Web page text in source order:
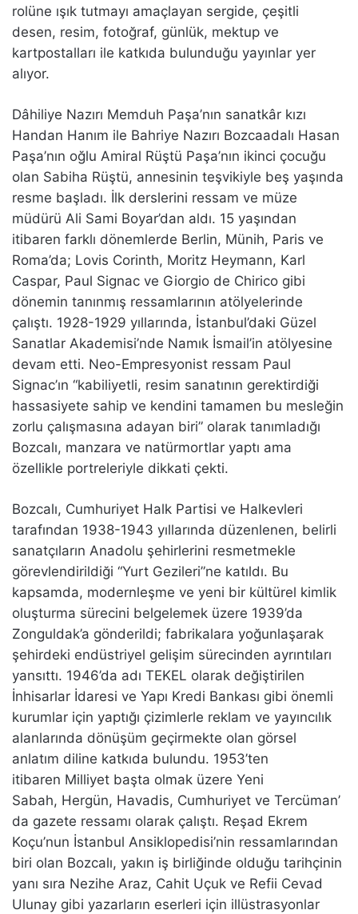
rolüne ışık tutmayı amaçlayan sergide, çeşitli
desen, resim, fotoğraf, günlük, mektup ve
kartpostalları ile katkıda bulunduğu yayınlar yer
alıyor.
Dâhiliye Nazırı Memduh Paşa’nın sanatkâr kızı
Handan Hanım ile Bahriye Nazırı Bozcaadalı Hasan
Paşa’nın oğlu Amiral Rüştü Paşa’nın ikinci çocuğu
olan Sabiha Rüştü, annesinin teşvikiyle beş yaşında
resme başladı. İlk derslerini ressam ve müze
müdürü Ali Sami Boyar’dan aldı. 15 yaşından
itibaren farklı dönemlerde Berlin, Münih, Paris ve
Roma’da; Lovis Corinth, Moritz Heymann, Karl
Caspar, Paul Signac ve Giorgio de Chirico gibi
dönemin tanınmış ressamlarının atölyelerinde
çalıştı. 1928-1929 yıllarında, İstanbul’daki Güzel
Sanatlar Akademisi’nde Namık İsmail’in atölyesine
devam etti. Neo-Empresyonist ressam Paul
Signac’ın “kabiliyetli, resim sanatının gerektirdiği
hassasiyete sahip ve kendini tamamen bu mesleğin
zorlu çalışmasına adayan biri” olarak tanımladığı
Bozcalı, manzara ve natürmortlar yaptı ama
özellikle portreleriyle dikkati çekti.
Bozcalı, Cumhuriyet Halk Partisi ve Halkevleri
tarafından 1938-1943 yıllarında düzenlenen, belirli
sanatçıların Anadolu şehirlerini resmetmekle
görevlendirildiği “Yurt Gezileri”ne katıldı. Bu
kapsamda, modernleşme ve yeni bir kültürel kimlik
oluşturma sürecini belgelemek üzere 1939’da
Zonguldak’a gönderildi; fabrikalara yoğunlaşarak
şehirdeki endüstriyel gelişim sürecinden ayrıntıları
yansıttı. 1946’da adı TEKEL olarak değiştirilen
İnhisarlar İdaresi ve Yapı Kredi Bankası gibi önemli
kurumlar için yaptığı çizimlerle reklam ve yayıncılık
alanlarında dönüşüm geçirmekte olan görsel
anlatım diline katkıda bulundu. 1953’ten
itibaren Milliyet başta olmak üzere Yeni
Sabah, Hergün, Havadis, Cumhuriyet ve Tercüman’
da gazete ressamı olarak çalıştı. Reşad Ekrem
Koçu’nun İstanbul Ansiklopedisi’nin ressamlarından
biri olan Bozcalı, yakın iş birliğinde olduğu tarihçinin
yanı sıra Nezihe Araz, Cahit Uçuk ve Refii Cevad
Ulunay gibi yazarların eserleri için illüstrasyonlar